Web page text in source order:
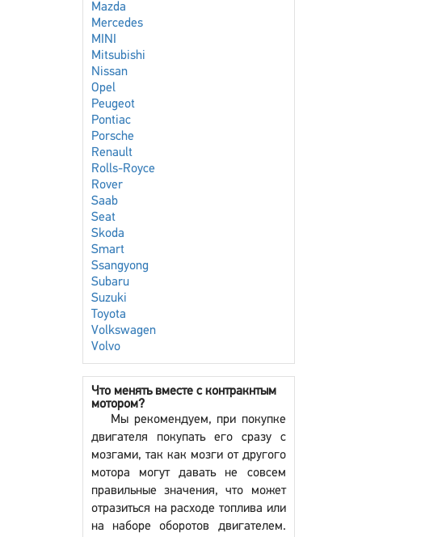
Mazda
Mercedes
MINI
Mitsubishi
Nissan
Opel
Peugeot
Pontiac
Porsche
Renault
Rolls-Royce
Rover
Saab
Seat
Skoda
Smart
Ssangyong
Subaru
Suzuki
Toyota
Volkswagen
Volvo
Что менять вместе с контракнтым
мотором?
Мы рекомендуем, при покупке
двигателя покупать его сразу с
мозгами, так как мозги от другого
мотора могут давать не совсем
правильные значения, что может
отразиться на расходе топлива или
на наборе оборотов двигателем.